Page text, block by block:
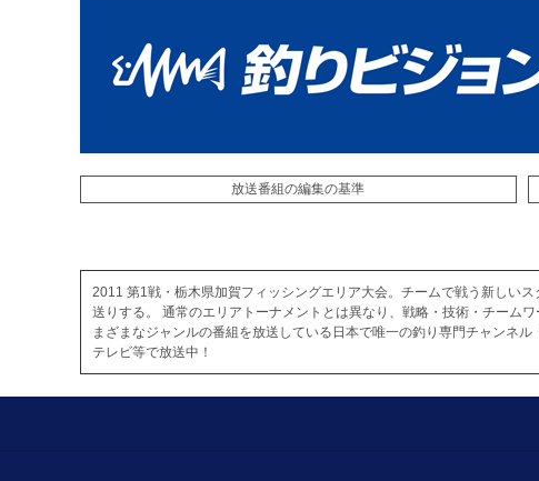
放送番組の編集の基準
2011 第1戦・栃木県加賀フィッシングエリア大会。チームで戦う新しい
送りする。 通常のエリアトーナメントとは異なり、戦略・技術・チーム
まざまなジャンルの番組を放送している日本で唯一の釣り専門チャンネ
テレビ等で放送中！